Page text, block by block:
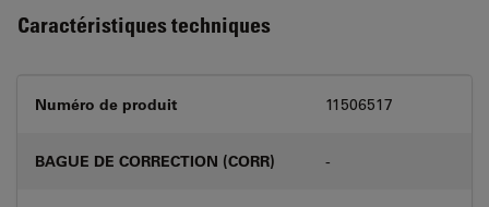
Caractéristiques techniques
Numéro de produit 11506517
BAGUE DE CORRECTION (CORR) -